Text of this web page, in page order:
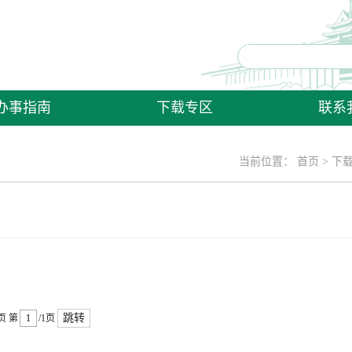
事指南 下载专区 联系
当前位置： 首页 > 下
第 /1页 跳转